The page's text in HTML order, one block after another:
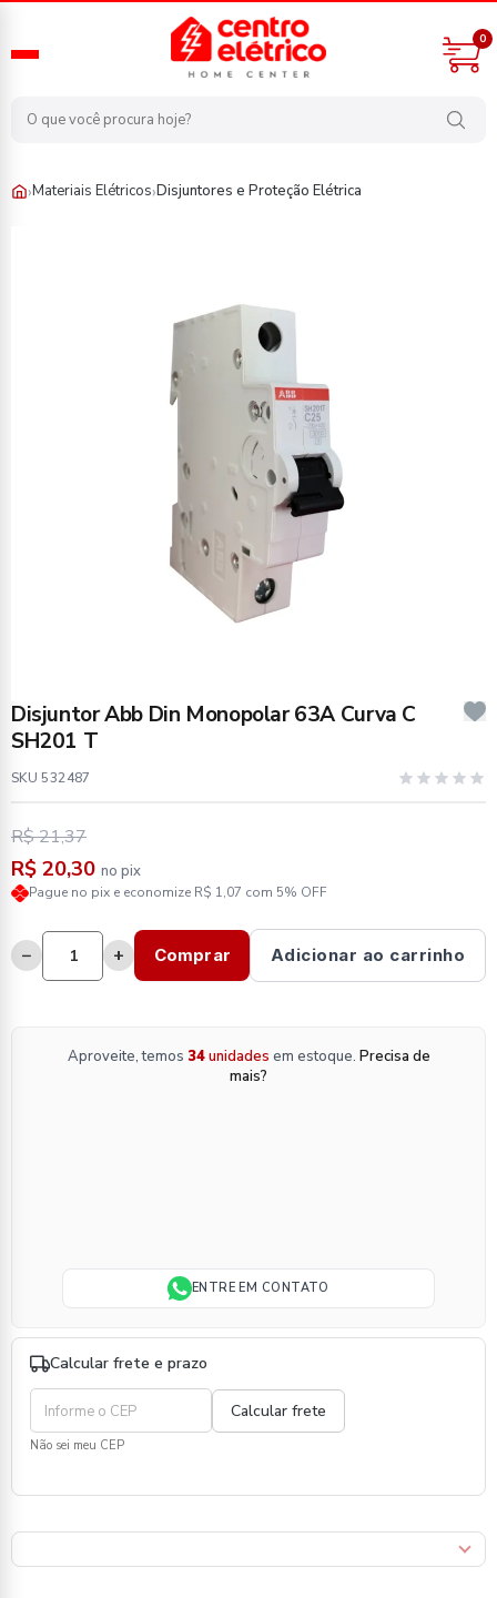
0
›Materiais Elétricos›Disjuntores e Proteção Elétrica
Disjuntor Abb Din Monopolar 63A Curva C
SH201 T
SKU 532487
R$ 21,37
R$ 20,30 no pix
Pague no pix e economize R$ 1,07 com 5% OFF
− + Comprar Adicionar ao carrinho
Aproveite, temos 34unidades em estoque. Precisa de
mais?
ENTRE EM CONTATO
Calcular frete e prazo
Não sei meu CEP